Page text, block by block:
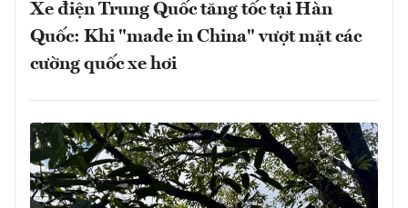
Xe điện Trung Quốc tăng tốc tại Hàn
Quốc: Khi "made in China" vượt mặt các
cường quốc xe hơi